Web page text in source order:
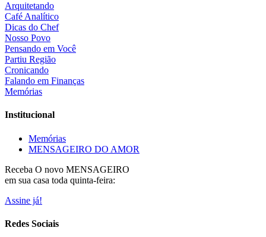
Arquitetando
Café Analítico
Dicas do Chef
Nosso Povo
Pensando em Você
Partiu Região
Cronicando
Falando em Finanças
Memórias
Institucional
Memórias
MENSAGEIRO DO AMOR
Receba O novo MENSAGEIRO
em sua casa toda quinta-feira:
Assine já!
Redes Sociais